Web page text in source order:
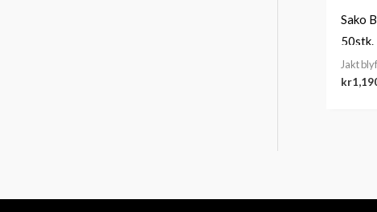
Sako
50stk.
Jakt
kr